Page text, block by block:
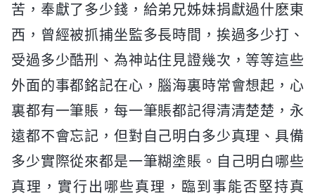
苦，奉獻了多少錢，給弟兄姊妹捐獻過什麽東
西，曾經被抓捕坐監多長時間，挨過多少打、
受過多少酷刑、為神站住見證幾次，等等這些
外面的事都銘記在心，腦海裏時常會想起，心
裏都有一筆賬，每一筆賬都記得清清楚楚，永
遠都不會忘記，但對自己明白多少真理、具備
多少實際從來都是一筆糊塗賬。自己明白哪些
真理，實行出哪些真理，臨到事能否堅持真